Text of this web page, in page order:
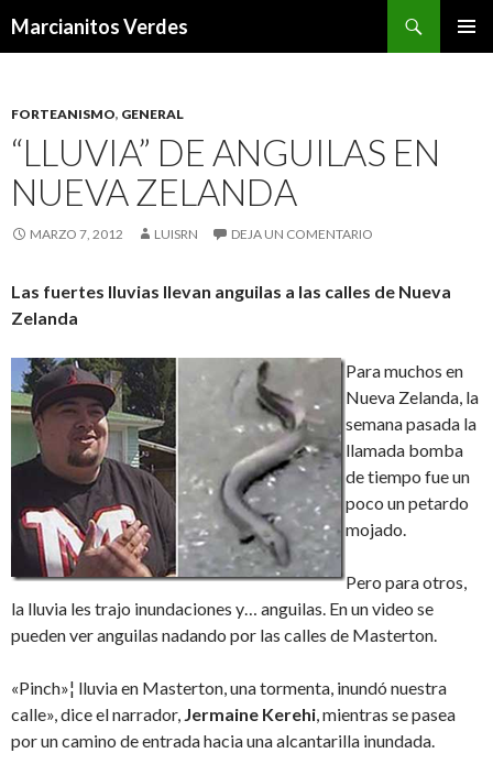
Marcianitos Verdes
FORTEANISMO, GENERAL
“LLUVIA” DE ANGUILAS EN
NUEVA ZELANDA
MARZO 7, 2012 LUISRN DEJA UN COMENTARIO
Las fuertes lluvias llevan anguilas a las calles de Nueva
Zelanda
Para muchos en
Nueva Zelanda, la
semana pasada la
llamada bomba
de tiempo fue un
poco un petardo
mojado.
Pero para otros,
la lluvia les trajo inundaciones y… anguilas. En un video se
pueden ver anguilas nadando por las calles de Masterton.
«Pinch»¦ lluvia en Masterton, una tormenta, inundó nuestra
calle», dice el narrador, Jermaine Kerehi, mientras se pasea
por un camino de entrada hacia una alcantarilla inundada.